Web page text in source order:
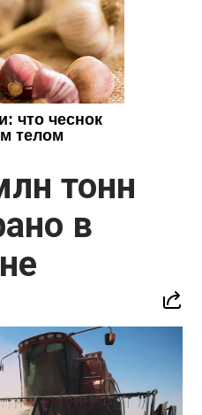
тонн
в